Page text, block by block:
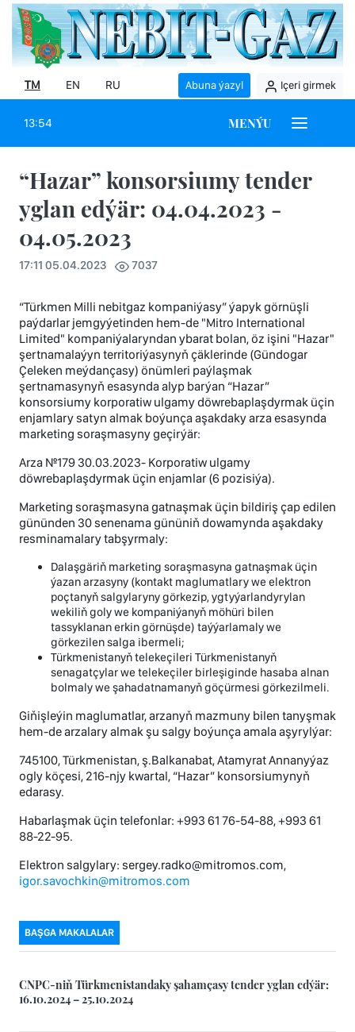
TM EN RU Abuna ýazyl Içeri girmek
13:54 MENÝU
“Hazar” konsorsiumy tender
yglan edýär: 04.04.2023 -
04.05.2023
17:11 05.04.2023 7037
“Türkmen Milli nebitgaz kompaniýasy” ýapyk görnüşli
paýdarlar jemgyýetinden hem-de "Mitro International
Limited" kompaniýalaryndan ybarat bolan, öz işini "Hazar"
şertnamalaýyn territoriýasynyň çäklerinde (Gündogar
Çeleken meýdançasy) önümleri paýlaşmak
şertnamasynyň esasynda alyp barýan “Hazar”
konsorsiumy korporatiw ulgamy döwrebaplaşdyrmak üçin
enjamlary satyn almak boýunça aşakdaky arza esasynda
marketing soraşmasyny geçirýär:
Arza №179 30.03.2023- Korporatiw ulgamy
döwrebaplaşdyrmak üçin enjamlar (6 pozisiýa).
Marketing soraşmasyna gatnaşmak üçin bildiriş çap edilen
gününden 30 senenama gününiň dowamynda aşakdaky
resminamalary tabşyrmaly:
Dalaşgäriň marketing soraşmasyna gatnaşmak üçin
ýazan arzasyny (kontakt maglumatlary we elektron
poçtanyň salgylaryny görkezip, ygtyýarlandyrylan
wekiliň goly we kompaniýanyň möhüri bilen
tassyklanan erkin görnüşde) taýýarlamaly we
görkezilen salga ibermeli;
Türkmenistanyň telekeçileri Türkmenistanyň
senagatçylar we telekeçiler birleşiginde hasaba alnan
bolmaly we şahadatnamanyň göçürmesi görkezilmeli.
Giňişleýin maglumatlar, arzanyň mazmuny bilen tanyşmak
hem-de arzalary almak şu salgy boýunça amala aşyrylýar:
745100, Türkmenistan, ş.Balkanabat, Atamyrat Annanyýaz
ogly köçesi, 216-njy kwartal, “Hazar” konsorsiumynyň
edarasy.
Habarlaşmak üçin telefonlar: +993 61 76-54-88, +993 61
88-22-95.
Elektron salgylary: sergey.radko@mitromos.com,
igor.savochkin@mitromos.com
BAŞGA MAKALALAR
CNPC-niň Türkmenistandaky şahamçasy tender yglan edýär:
16.10.2024 – 25.10.2024